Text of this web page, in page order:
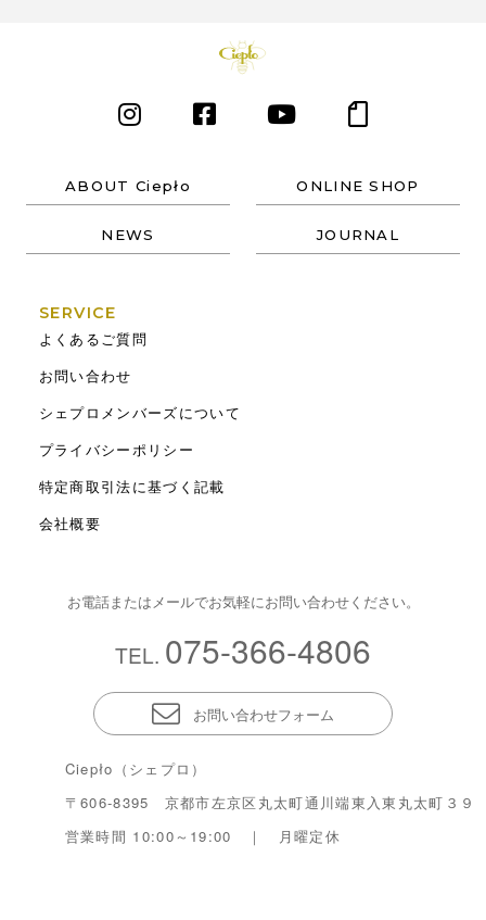
ABOUT Ciepło ONLINE SHOP
NEWS JOURNAL
SERVICE
よくあるご質問
お問い合わせ
シェプロメンバーズについて
プライバシーポリシー
特定商取引法に基づく記載
会社概要
お電話またはメールでお気軽にお問い合わせください。
TEL. 075-366-4806
お問い合わせフォーム
Ciepło（シェプロ）
〒606-8395 京都市左京区丸太町通川端東入東丸太町３９
営業時間 10:00～19:00 ｜ 月曜定休